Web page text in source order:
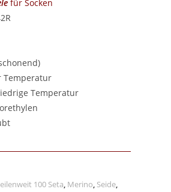
für Socken
Temperatur
Temperatur
100 Seta, Merino, Seide,